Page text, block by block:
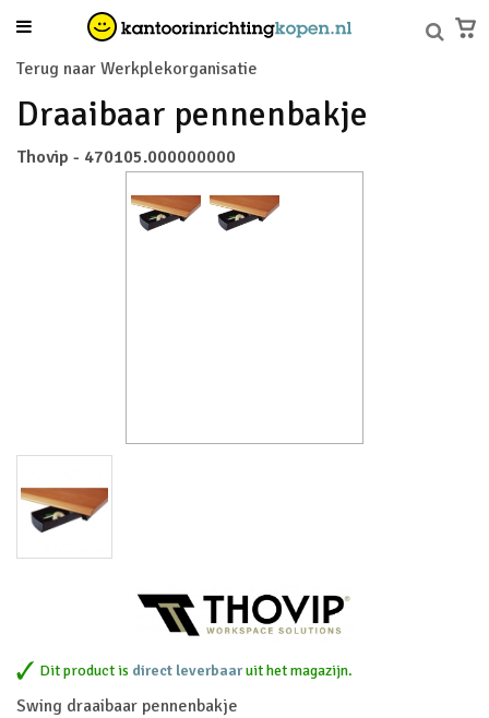
Terug naar Werkplekorganisatie
Draaibaar pennenbakje
Thovip - 470105.000000000
Dit product is direct leverbaaruit het magazijn.
Swing draaibaar pennenbakje